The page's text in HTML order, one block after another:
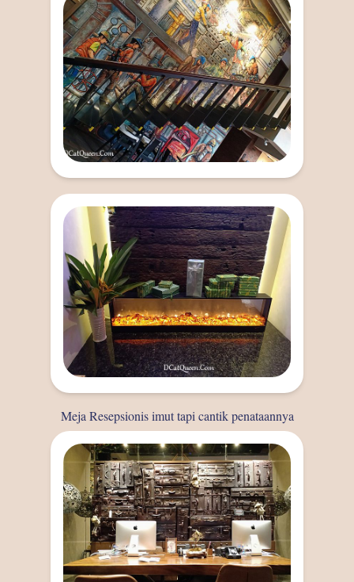
Meja Resepsionis imut tapi cantik penataannya